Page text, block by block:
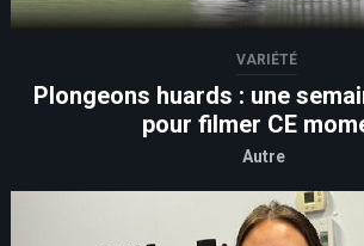
VARIÉTÉ
Plongeons huards : une
pour filmer CE
Autre